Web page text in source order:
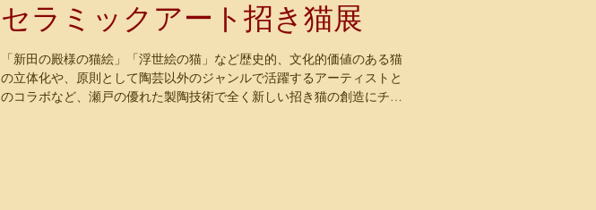
セラミックアート招き猫展
「新田の殿様の猫絵」「浮世絵の猫」など歴史的、文化的価値のある猫
の立体化や、原則として陶芸以外のジャンルで活躍するアーティストと
のコラボなど、瀬戸の優れた製陶技術で全く新しい招き猫の創造にチャ